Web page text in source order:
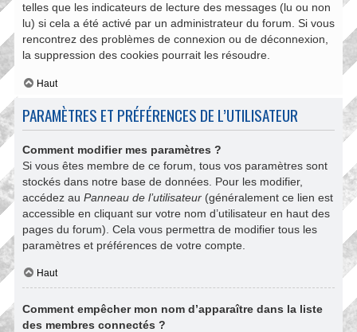
telles que les indicateurs de lecture des messages (lu ou non
lu) si cela a été activé par un administrateur du forum. Si vous
rencontrez des problèmes de connexion ou de déconnexion,
la suppression des cookies pourrait les résoudre.
Haut
PARAMÈTRES ET PRÉFÉRENCES DE L’UTILISATEUR
Comment modifier mes paramètres ?
Si vous êtes membre de ce forum, tous vos paramètres sont
stockés dans notre base de données. Pour les modifier,
accédez au Panneau de l’utilisateur (généralement ce lien est
accessible en cliquant sur votre nom d’utilisateur en haut des
pages du forum). Cela vous permettra de modifier tous les
paramètres et préférences de votre compte.
Haut
Comment empêcher mon nom d’apparaître dans la liste
des membres connectés ?